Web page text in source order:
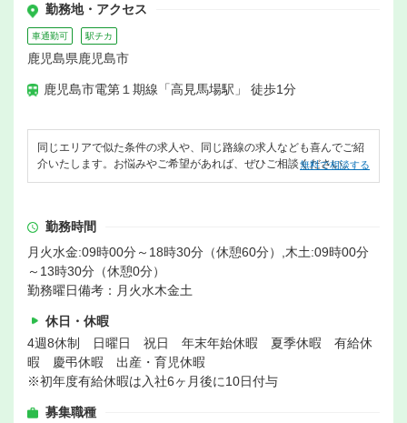
勤務地・アクセス
車通勤可 駅チカ
鹿児島県鹿児島市
鹿児島市電第１期線「高見馬場駅」 徒歩1分
同じエリアで似た条件の求人や、同じ路線の求人なども喜んでご紹
介いたします。お悩みやご希望があれば、ぜひご相談ください。
無料で相談する
勤務時間
月火水金:09時00分～18時30分（休憩60分）,木土:09時00分
～13時30分（休憩0分）
勤務曜日備考：月火水木金土
休日・休暇
4週8休制 日曜日 祝日 年末年始休暇 夏季休暇 有給休
暇 慶弔休暇 出産・育児休暇
※初年度有給休暇は入社6ヶ月後に10日付与
募集職種